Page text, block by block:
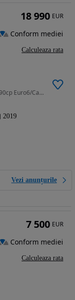
1968 cm3 • 190 CP • Model S-line Int+EXT/2.0d 190cp Euro6/Camere 360/
2019
Vezi anunțurile
18 990 EUR
Conform mediei
Calculeaza rata
7 500 EUR
Conform mediei
Calculeaza rata